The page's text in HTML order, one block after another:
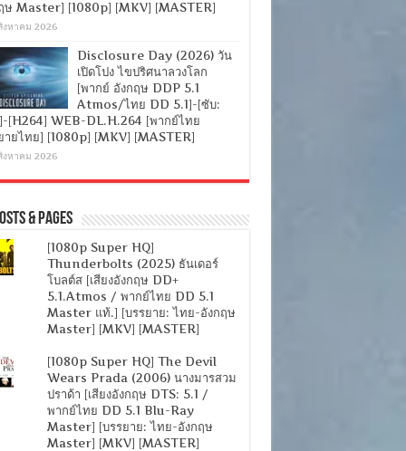
ษ Master] [1080p] [MKV] [MASTER]
งหาคม 2026
Disclosure Day (2026) วัน
เปิดโปง ไขปริศนาลวงโลก
[พากย์ อังกฤษ DDP 5.1
Atmos/ไทย DD 5.1]-[ซับ:
[H264] WEB-DL.H.264 [พากย์ไทย
ายไทย] [1080p] [MKV] [MASTER]
งหาคม 2026
& Pages
[1080p Super HQ]
Thunderbolts (2025) ธันเดอร์
โบลต์ส [เสียงอังกฤษ DD+
5.1.Atmos / พากย์ไทย DD 5.1
Master แท้.] [บรรยาย: ไทย-อังกฤษ
Master] [MKV] [MASTER]
[1080p Super HQ] The Devil
Wears Prada (2006) นางมารสวม
ปราด้า [เสียงอังกฤษ DTS: 5.1 /
พากย์ไทย DD 5.1 Blu-Ray
Master] [บรรยาย: ไทย-อังกฤษ
Master] [MKV] [MASTER]